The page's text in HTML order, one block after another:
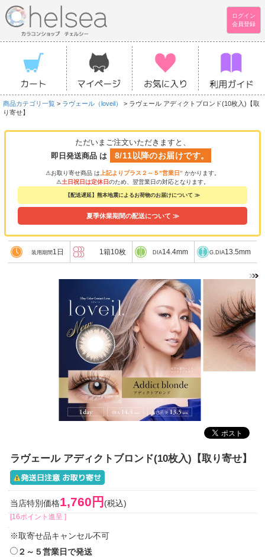
ログイン
会員登録
商品カテゴリ一覧 > ラヴェール（loveil）
> ラヴェール アディクトブロンド(10枚入)【取
り寄せ】
ただいまご注文いただきますと、
即日発送商品 は
8/11以降のお届けです。
⚠お取り寄せ商品 は 上記よりプラス２～５”営業日” かかります。
⚠土日祝日は定休日のため、翌営業日の対応となります。
【配送遅延】熊本地震によるお荷物のお届けについて ≫
夏季休業期間の配送について ≫
装用期間 1日 1箱10枚 DIA14.4mm G.DIA13.5mm
ラヴェール アディクトブロンド(10枚入)【取り寄せ】
当店特別価格1,760円 (税込)
[16ポイント進呈 ]
※取寄せ品キャンセル不可
２～５営業日で発送